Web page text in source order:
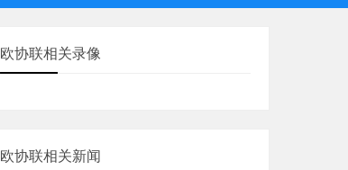
欧协联相关录像
欧协联相关新闻